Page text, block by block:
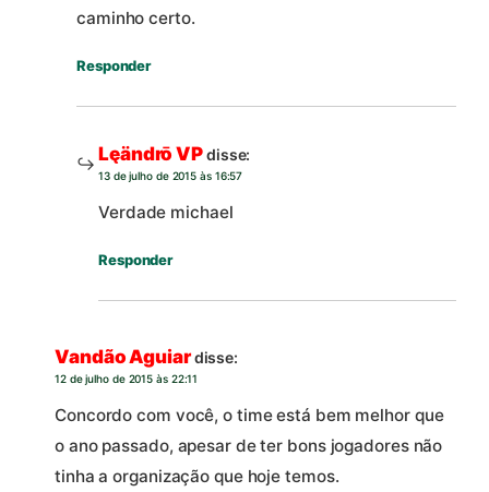
caminho certo.
Responder
Lęändrō VPdisse:
13 de julho de 2015 às 16:57
Verdade michael
Responder
Vandão Aguiardisse:
12 de julho de 2015 às 22:11
Concordo com você, o time está bem melhor que
o ano passado, apesar de ter bons jogadores não
tinha a organização que hoje temos.